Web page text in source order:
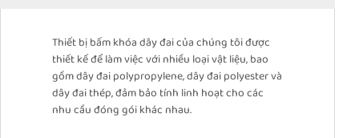
Thiết bị bấm khóa dây đai của chúng tôi được
thiết kế để làm việc với nhiều loại vật liệu, bao
gồm dây đai polypropylene, dây đai polyester và
dây đai thép, đảm bảo tính linh hoạt cho các
nhu cầu đóng gói khác nhau.